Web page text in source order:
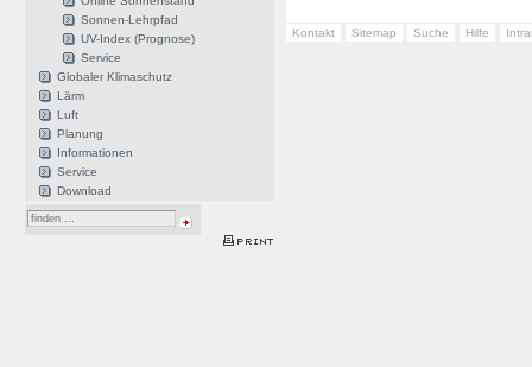
Sonnen-Lehrpfad
UV-Index (Prognose)
Service
Globaler Klimaschutz
Lärm
Luft
Planung
Informationen
Service
Download
Kontakt Sitemap Suche Hilfe